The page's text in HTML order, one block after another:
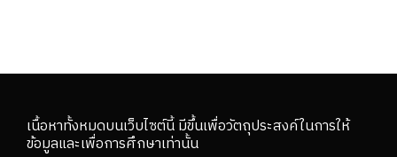
เนื้อหาทั้งหมดบนเว็บไซต์นี้ มีขึ้นเพื่อวัตถุประสงค์ในการให้
ข้อมูลและเพื่อการศึกษาเท่านั้น